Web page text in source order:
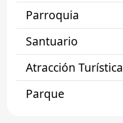
Parroquia
Santuario
Atracción Turística
Parque